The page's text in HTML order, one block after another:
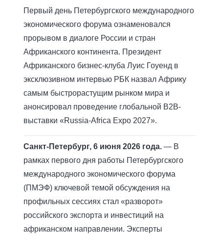
Первый день Петербургского международного
экономического форума ознаменовался
прорывом в диалоге России и стран
Африканского континента. Президент
Африканского бизнес-клуба Луис Гоуенд в
эксклюзивном интервью РБК назвал Африку
самым быстрорастущим рынком мира и
анонсировал проведение глобальной B2B-
выставки «Russia-Africa Expo 2027».
Санкт-Петербург, 6 июня 2026 года. — В
рамках первого дня работы Петербургского
международного экономического форума
(ПМЭФ) ключевой темой обсуждения на
профильных сессиях стал «разворот»
российского экспорта и инвестиций на
африканском направлении. Эксперты